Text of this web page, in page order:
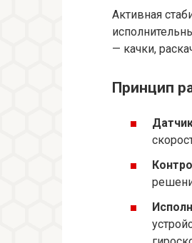
Активная
— качки,
Принцип